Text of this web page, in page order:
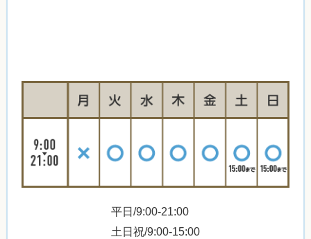
平日/9:00-21:00
土日祝/9:00-15:00